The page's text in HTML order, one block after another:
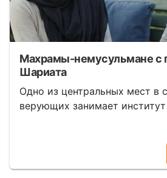
Махрамы-немусульмане с
Шариата
Одно из центральных мест в
верующих занимает